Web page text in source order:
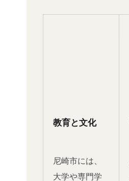
教育と文化
尼崎市には、
大学や専門学